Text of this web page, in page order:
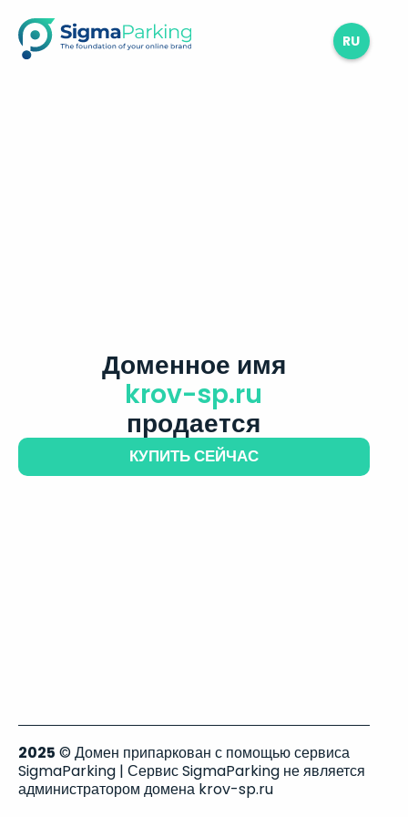
RU
Доменное имя
krov-sp.ru
продается
КУПИТЬ СЕЙЧАС
2025 © Домен припаркован с помощью сервиса
SigmaParking | Сервис SigmaParking не является
администратором домена krov-sp.ru